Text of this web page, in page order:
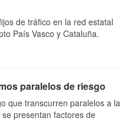
de tráfico en la red estatal
País Vasco y Cataluña.
paralelos de riesgo
que transcurren paralelos a la
presentan factores de